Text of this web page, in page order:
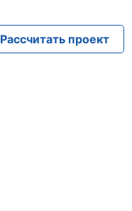
Рассчитать проект